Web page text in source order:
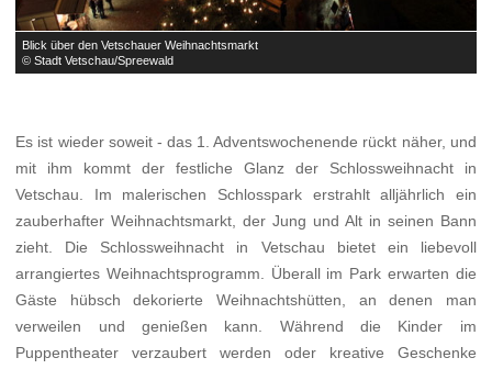
Blick über den Vetschauer Weihnachtsmarkt
© Stadt Vetschau/Spreewald
Es ist wieder soweit - das 1. Adventswochenende rückt näher, und
mit ihm kommt der festliche Glanz der Schlossweihnacht in
Vetschau. Im malerischen Schlosspark erstrahlt alljährlich ein
zauberhafter Weihnachtsmarkt, der Jung und Alt in seinen Bann
zieht. Die Schlossweihnacht in Vetschau bietet ein liebevoll
arrangiertes Weihnachtsprogramm. Überall im Park erwarten die
Gäste hübsch dekorierte Weihnachtshütten, an denen man
verweilen und genießen kann. Während die Kinder im
Puppentheater verzaubert werden oder kreative Geschenke